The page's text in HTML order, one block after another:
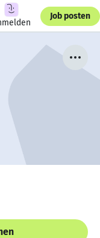
Job posten